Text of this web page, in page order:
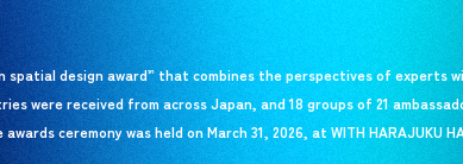
spatial design award” that combines the perspectives of experts
were received from across Japan, and 18 groups of 21
ceremony was held on March 31, 2026, at WITH HARAJUKU